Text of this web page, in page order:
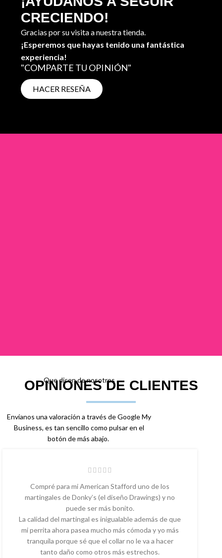
CRECIENDO!
Gracias por su visita a nuestra tienda.
¡Esperemos que hayas tenido una fantástica
experiencia!
"COMPARTE TU OPINIÓN"
HACER RESEÑA
Que dicen de nosotros
OPINIONES DE CLIENTES
Envíanos una valoración a través de Google My
Business, es tan sencillo como pulsar en el
botón de más abajo.
Compré para mi American Stafford uno de los
martingales de Donky’s (el diseño Drawings) y no
puede ser más bonito.
La calidad del martingal es inigualable además de que
mi perrita ahora pasea mucho más cómoda y yo más
tranquila porque sé que el collar no le va a hacer
tanto daño como otros más estrechos.